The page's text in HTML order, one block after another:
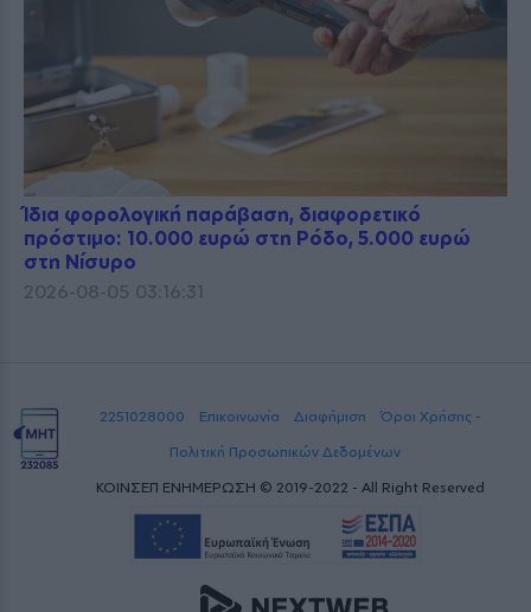
Ίδια φορολογική παράβαση, διαφορετικό
πρόστιμο: 10.000 ευρώ στη Ρόδο, 5.000 ευρώ
στη Νίσυρο
2026-08-05 03:16:31
2251028000 Επικοινωνία Διαφήμιση
Όροι Χρήσης -
Πολιτική Προσωπικών Δεδομένων
ΚΟΙΝΣΕΠ ΕΝΗΜΕΡΩΣΗ © 2019-2022 - All Right Reserved